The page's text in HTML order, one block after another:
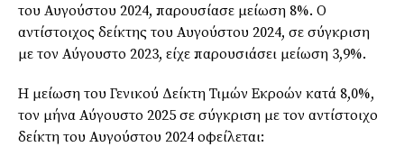
του Αυγούστου 2024, παρουσίασε μείωση 8%. Ο
αντίστοιχος δείκτης του Αυγούστου 2024, σε σύγκριση
με τον Αύγουστο 2023, είχε παρουσιάσει μείωση 3,9%.
Η μείωση του Γενικού Δείκτη Τιμών Εκροών κατά 8,0%,
τον μήνα Αύγουστο 2025 σε σύγκριση με τον αντίστοιχο
δείκτη του Αυγούστου 2024 οφείλεται: